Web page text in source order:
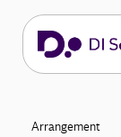
Arrangement